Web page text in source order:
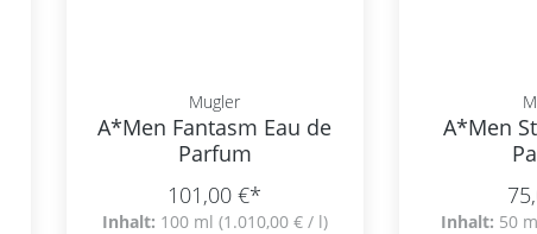
Mugler
A*Men Fantasm Eau de
Parfum
101,00 €*
Inhalt: 100 ml (1.010,00 € / l)
A*Men
Inhalt: 50